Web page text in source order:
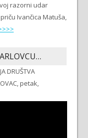
razorni udar
Ivančica Matuša,
DRUŠTVA
petak,